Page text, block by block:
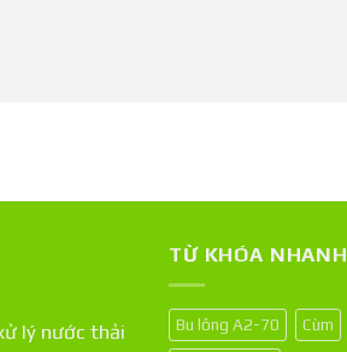
lý nước thải
TỪ KHÓA NHANH
Bu lông A2-70 Cùm